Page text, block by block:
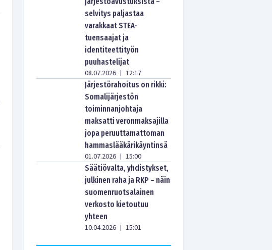
selvitys paljastaa
varakkaat STEA-
tuensaajat ja
identiteettityön
puuhastelijat
08.07.2026 | 12:17
Järjestörahoitus on rikki:
Somalijärjestön
toiminnanjohtaja
maksatti veronmaksajilla
jopa peruuttamattoman
hammaslääkärikäyntinsä
01.07.2026 | 15:00
Säätiövalta, yhdistykset,
julkinen raha ja RKP – näin
suomenruotsalainen
verkosto kietoutuu
yhteen
10.04.2026 | 15:01